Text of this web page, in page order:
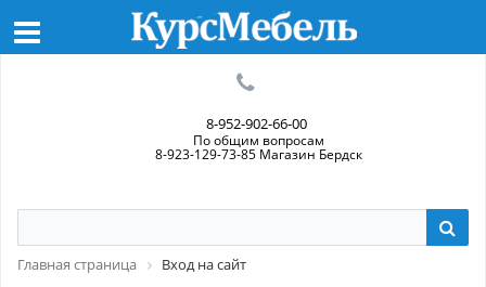
8-952-902-66-00
По общим вопросам
8-923-129-73-85 Магазин Бердск
Главная страница Вход на сайт